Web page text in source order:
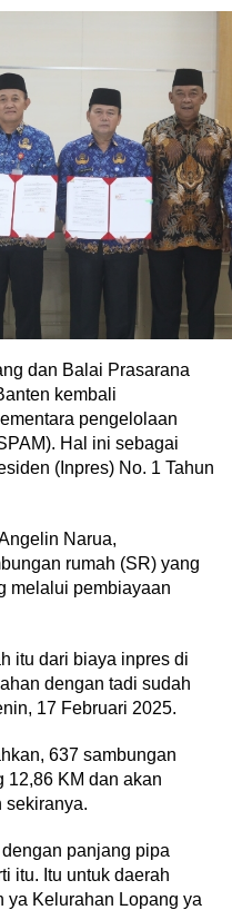
dan Balai Prasarana
kembali
pengelolaan
Hal ini sebagai
(Inpres) No. 1 Tahun
Narua,
rumah (SR) yang
melalui pembiayaan
itu dari biaya inpres di
dengan tadi sudah
17 Februari 2025.
637 sambungan
12,86 KM dan akan
sekiranya.
panjang pipa
itu. Itu untuk daerah
ya Kelurahan Lopang ya